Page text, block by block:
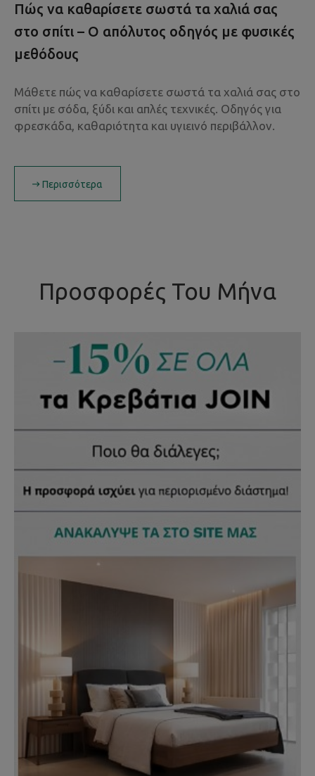
Πώς να καθαρίσετε σωστά τα χαλιά σας
στο σπίτι – Ο απόλυτος οδηγός με φυσικές
μεθόδους
Μάθετε πώς να καθαρίσετε σωστά τα χαλιά σας στο
σπίτι με σόδα, ξύδι και απλές τεχνικές. Οδηγός για
φρεσκάδα, καθαριότητα και υγιεινό περιβάλλον.
Περισσότερα
Προσφορές Του Μήνα